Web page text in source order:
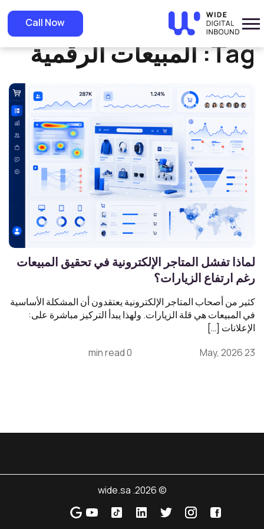
Call Now Home
» المبيعات الرقمية
Tag: المبيعات الرقمية
لماذا تفشل المتاجر الإلكترونية في تحقيق المبيعات
رغم ارتفاع الزيارات؟
كثير من أصحاب المتاجر الإلكترونية يعتقدون أن المشكلة الأساسية
في المبيعات هي قلة الزيارات. ولهذا يبدأ التركيز مباشرة على:
الإعلانات […]
23 May, 2026
0 min read
© 2026. wide.sa